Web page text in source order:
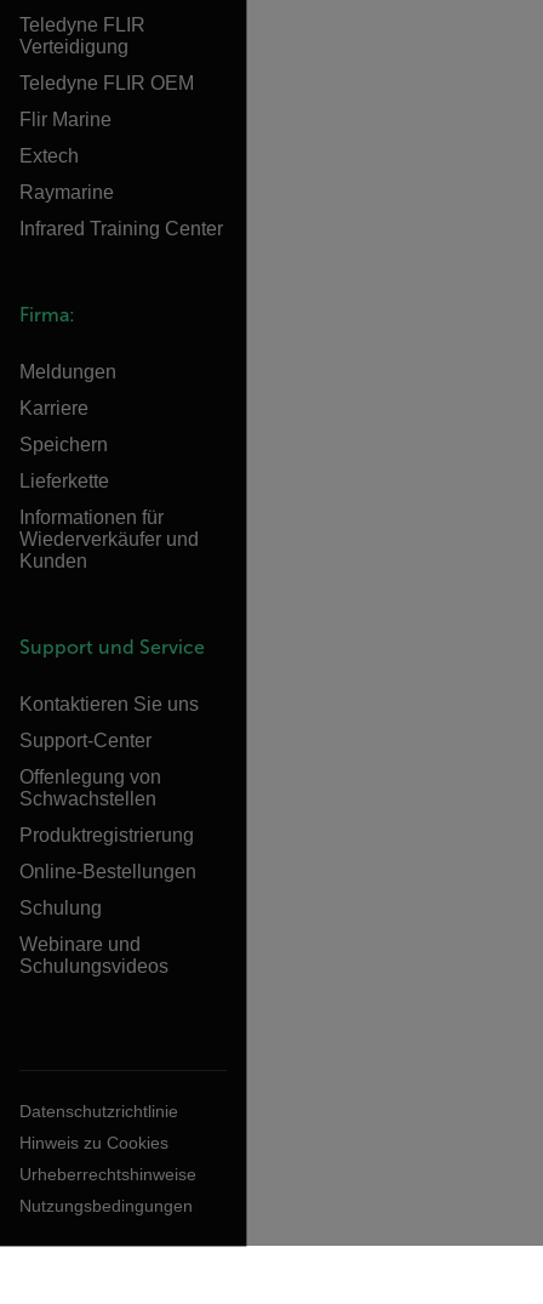
Teledyne FLIR
Verteidigung
Teledyne FLIR OEM
Flir Marine
Extech
Raymarine
Infrared Training Center
Firma:
Meldungen
Karriere
Speichern
Lieferkette
Informationen für
Wiederverkäufer und
Kunden
Support und Service
Kontaktieren Sie uns
Support-Center
Offenlegung von
Schwachstellen
Produktregistrierung
Online-Bestellungen
Schulung
Webinare und
Schulungsvideos
Datenschutzrichtlinie
Hinweis zu Cookies
Urheberrechtshinweise
Nutzungsbedingungen